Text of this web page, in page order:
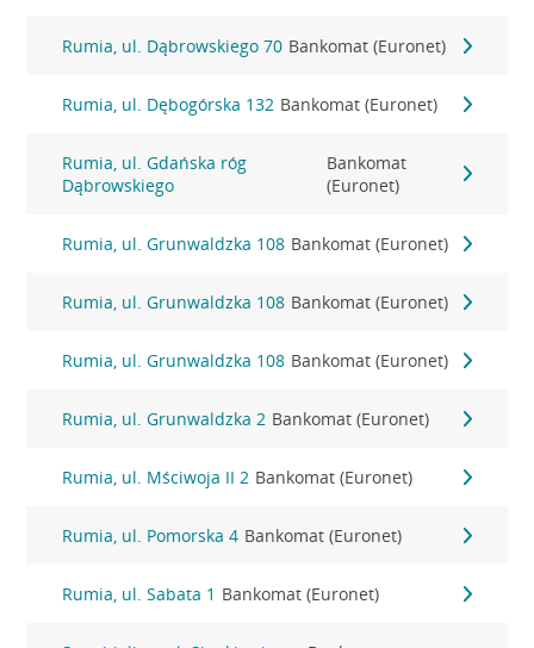
Rumia, ul. Dąbrowskiego 70 Bankomat (Euronet)
Rumia, ul. Dębogórska 132 Bankomat (Euronet)
Rumia, ul. Gdańska róg
Dąbrowskiego
Bankomat
(Euronet)
Rumia, ul. Grunwaldzka 108 Bankomat (Euronet)
Rumia, ul. Grunwaldzka 108 Bankomat (Euronet)
Rumia, ul. Grunwaldzka 108 Bankomat (Euronet)
Rumia, ul. Grunwaldzka 2 Bankomat (Euronet)
Rumia, ul. Mściwoja II 2 Bankomat (Euronet)
Rumia, ul. Pomorska 4 Bankomat (Euronet)
Rumia, ul. Sabata 1 Bankomat (Euronet)